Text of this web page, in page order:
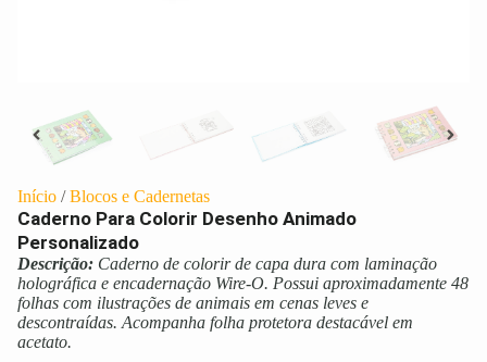
Início /Blocos e Cadernetas
Caderno Para Colorir Desenho Animado
Personalizado
Descrição: Caderno de colorir de capa dura com laminação
holográfica e encadernação Wire-O. Possui aproximadamente 48
folhas com ilustrações de animais em cenas leves e
descontraídas. Acompanha folha protetora destacável em
acetato.